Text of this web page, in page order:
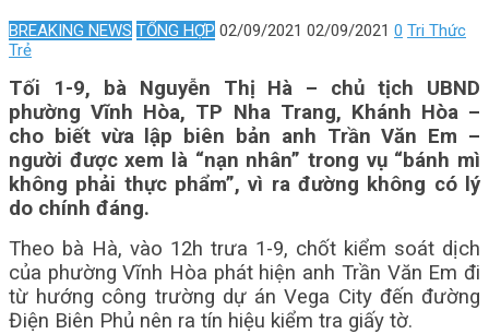
BREAKING NEWS TỔNG HỢP 02/09/2021 02/09/2021 0 Tri Thức
Trẻ
Tối 1-9, bà Nguyễn Thị Hà – chủ tịch UBND
phường Vĩnh Hòa, TP Nha Trang, Khánh Hòa –
cho biết vừa lập biên bản anh Trần Văn Em –
người được xem là “nạn nhân” trong vụ “bánh mì
không phải thực phẩm”, vì ra đường không có lý
do chính đáng.
Theo bà Hà, vào 12h trưa 1-9, chốt kiểm soát dịch
của phường Vĩnh Hòa phát hiện anh Trần Văn Em đi
từ hướng công trường dự án Vega City đến đường
Điện Biên Phủ nên ra tín hiệu kiểm tra giấy tờ.